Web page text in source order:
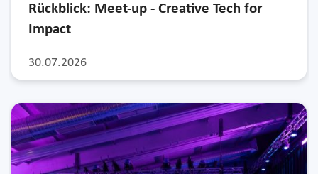
30.07.2026
Rückblick: Meet-up - Creative Tech for
Impact